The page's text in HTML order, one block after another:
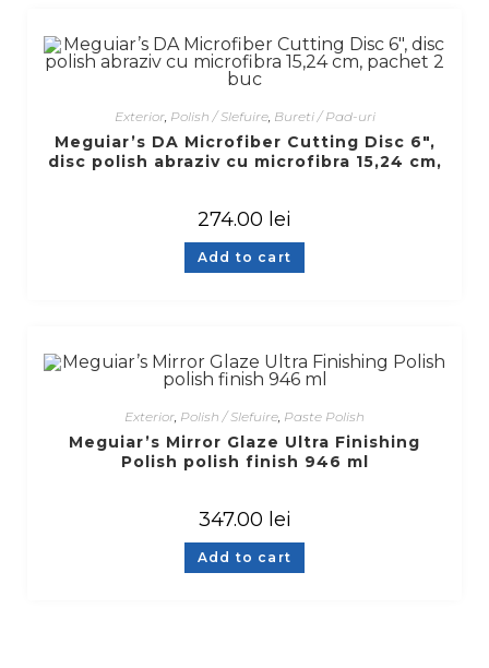
Exterior, Polish / Slefuire, Bureti / Pad-uri
Meguiar’s DA Microfiber Cutting Disc 6″,
disc polish abraziv cu microfibra 15,24 cm,
274.00 lei
Add to cart
Exterior, Polish / Slefuire, Paste Polish
Meguiar’s Mirror Glaze Ultra Finishing
Polish polish finish 946 ml
347.00 lei
Add to cart